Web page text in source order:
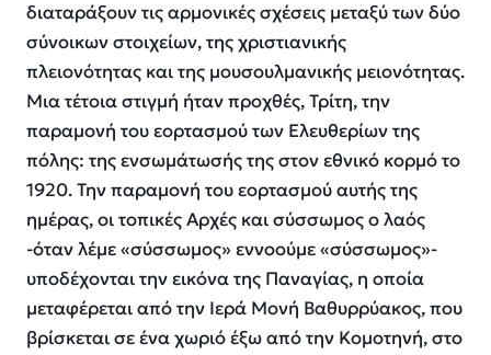
διαταράξουν τις αρμονικές σχέσεις μεταξύ των δύο
σύνοικων στοιχείων, της χριστιανικής
πλειονότητας και της μουσουλμανικής μειονότητας.
Μια τέτοια στιγμή ήταν προχθές, Τρίτη, την
παραμονή του εορτασμού των Ελευθερίων της
πόλης: της ενσωμάτωσής της στον εθνικό κορμό το
1920. Την παραμονή του εορτασμού αυτής της
ημέρας, οι τοπικές Αρχές και σύσσωμος ο λαός
-όταν λέμε «σύσσωμος» εννοούμε «σύσσωμος»-
υποδέχονται την εικόνα της Παναγίας, η οποία
μεταφέρεται από την Ιερά Μονή Βαθυρρύακος, που
βρίσκεται σε ένα χωριό έξω από την Κομοτηνή, στο